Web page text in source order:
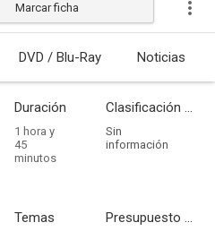
Marcar ficha
DVD / Blu-Ray Noticias
Duración
1 hora y
45
minutos
Clasificación por edades
Sin
información
Temas Presupuesto - Ingresos